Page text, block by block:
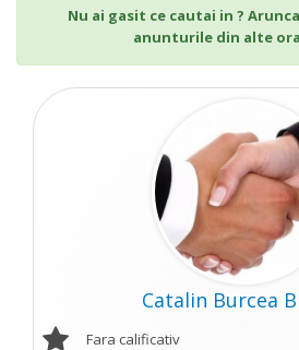
Nu ai gasit ce cautai in ?
anunturile din alte
Catalin Burcea
Fara calificativ